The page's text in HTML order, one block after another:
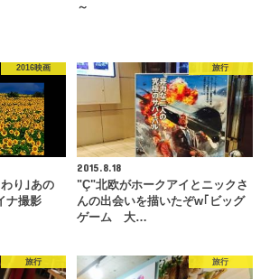
～
2016映画
わり｣あの
ナ撮影
旅行
2015.8.18
"Ç"北欧がホークアイとニックさ
んの出会いを描いたぞw｢ビッグ
ゲーム 大…
旅行 旅行